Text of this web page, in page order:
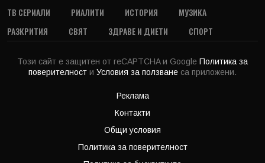
ТВ СЕРИАЛИ
РИАЛИТИ ИСТОРИЯ
МУЗИКА
РАЗКРИТИЯ
СВЯТ ЗДРАВЕ И ДИЕТИ СПОРТ
Този сайт е защитен от reCAPTCHA и Google Политика за
поверителност и Условия за ползване са приложени.
Реклама
Контакти
Общи условия
Политика за поверителност